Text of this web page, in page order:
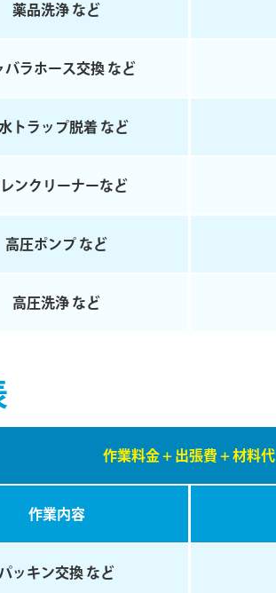
薬品洗浄 など
バラホース交換 など
トラップ脱着 など
レンクリーナーなど
⾼圧ポンプ など
⾼圧洗浄 など
作業料金 + 出張費 + 材料代
作業内容
パッキン交換 など